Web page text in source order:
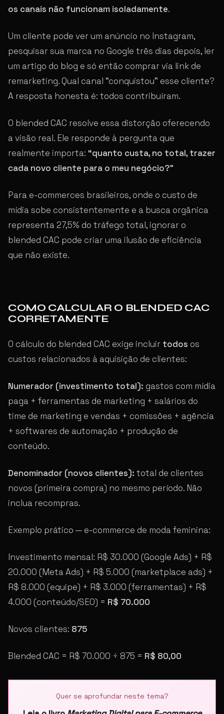
os canais não funcionam isoladamente.
Um cliente pode ver um anúncio no Instagram,
pesquisar sua marca no Google três dias depois, ler
um artigo do blog e só então comprar via link de
remarketing. Qual canal “conquistou” esse cliente?
A resposta honesta é: todos contribuíram.
O blended CAC resolve essa distorção oferecendo
a visão real. Ele responde à pergunta que
realmente importa: “quanto custa, no total, trazer
cada novo cliente para o meu negócio?”
Para e-commerces brasileiros, onde o custo de
mídia sobe consistentemente e a busca orgânica
representa 27,5% do tráfego total, ignorar o
blended CAC pode criar uma ilusão de eficiência
que não existe.
COMO CALCULAR O BLENDED CAC
CORRETAMENTE
O cálculo do blended CAC exige incluir todos os
custos relacionados à aquisição de clientes:
Numerador (investimento total): gastos com mídia
paga + ferramentas de marketing + salários do
time de marketing e vendas + comissões + agência
+ softwares de automação + produção de
conteúdo.
Denominador (novos clientes): total de clientes
novos (primeira compra) no mesmo período. Não
inclua recompras.
Exemplo prático — e-commerce de moda feminina:
Investimento mensal: R$ 30.000 (Google Ads) + R$
20.000 (Meta Ads) + R$ 5.000 (marketplace ads) +
R$ 8.000 (equipe) + R$ 3.000 (ferramentas) + R$
4.000 (conteúdo/SEO) = R$ 70.000
Novos clientes: 875
Blended CAC = R$ 70.000 ÷ 875 = R$ 80,00
Quer se aprofundar neste tema?